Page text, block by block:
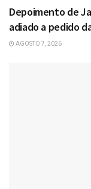
Depoimento de
adiado a pedido
AGOSTO 7, 2026